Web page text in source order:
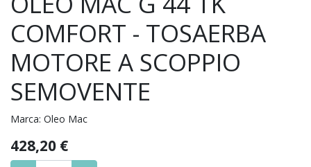
COMFORT - TOSAERBA
MOTORE A SCOPPIO
SEMOVENTE
Marca: Oleo Mac
428,20 €